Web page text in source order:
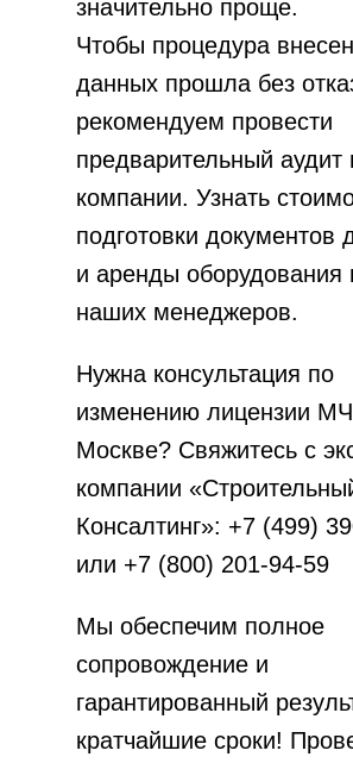
значительно проще.
Чтобы процедура
данных прошла без
рекомендуем провести
предварительный аудит
компании. Узнать
подготовки
и аренды оборудования
наших менеджеров.
Нужна консультация по
изменению лицензии
Москве? Свяжитесь с
компании
Консалтинг»: +7 (499)
или +7 (800) 201-94-59
Мы обеспечим полное
сопровождение и
гарантированный
кратчайшие сроки!